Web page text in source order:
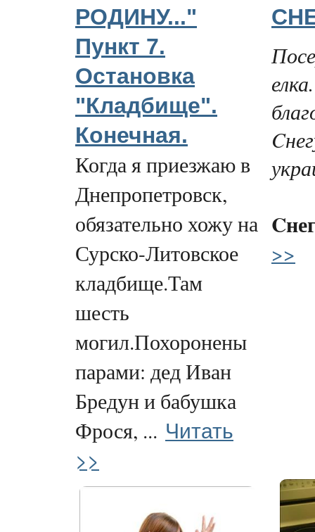
РОДИНУ..."
Пункт 7.
Остановка
"Кладбище".
Конечная.
Когда я приезжаю в
Днепропетровск,
обязательно хожу на
Сурско-Литовское
кладбище.Там
шесть
могил.Похоронены
парами: дед Иван
Бредун и бабушка
Фрося, ... Читать
>>
>>